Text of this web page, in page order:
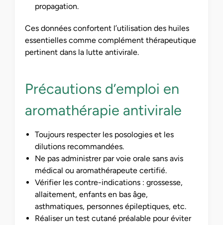
propagation.
Ces données confortent l’utilisation des huiles
essentielles comme complément thérapeutique
pertinent dans la lutte antivirale.
Précautions d’emploi en
aromathérapie antivirale
Toujours respecter les posologies et les
dilutions recommandées.
Ne pas administrer par voie orale sans avis
médical ou aromathérapeute certifié.
Vérifier les contre-indications : grossesse,
allaitement, enfants en bas âge,
asthmatiques, personnes épileptiques, etc.
Réaliser un test cutané préalable pour éviter